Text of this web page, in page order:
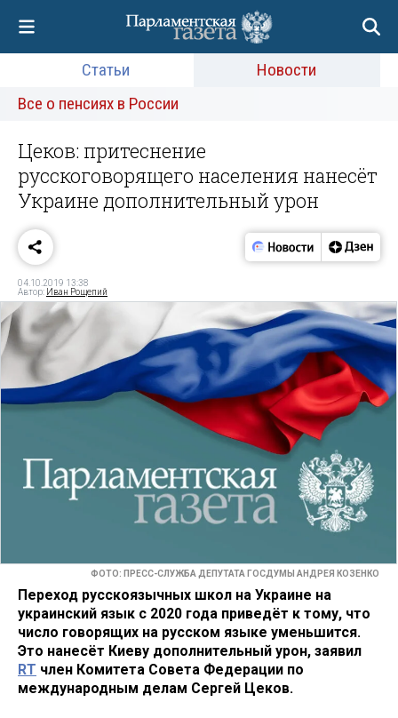
Статьи
Новости
Все о пенсиях в России
Цеков: притеснение
русскоговорящего населения нанесёт
Украине дополнительный урон
04.10.2019 13:38
Автор: Иван Рощепий
ФОТО: ПРЕСС-СЛУЖБА ДЕПУТАТА ГОСДУМЫ АНДРЕЯ КОЗЕНКО
Переход русскоязычных школ на Украине на
украинский язык с 2020 года приведёт к тому, что
число говорящих на русском языке уменьшится.
Это нанесёт Киеву дополнительный урон, заявил
RT член Комитета Совета Федерации по
международным делам Сергей Цеков.